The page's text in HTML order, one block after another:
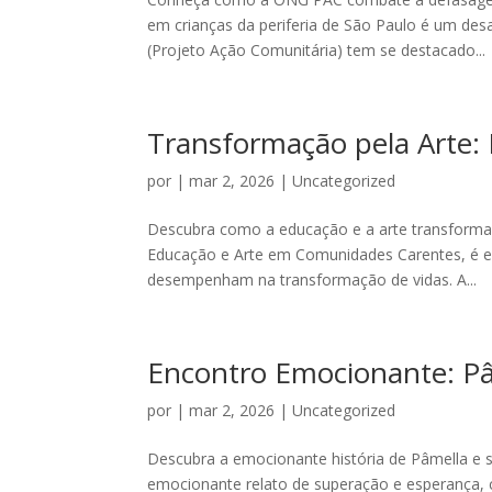
em crianças da periferia de São Paulo é um
(Projeto Ação Comunitária) tem se destacado...
Transformação pela Arte:
por |mar 2, 2026 |Uncategorized
Descubra como a educação e a arte
Educação e Arte em Comunidades Carentes,
desempenham na transformação de vidas. A...
Encontro Emocionante:
por |mar 2, 2026 |Uncategorized
Descubra a emocionante história de Pâmella e
emocionante relato de superação e